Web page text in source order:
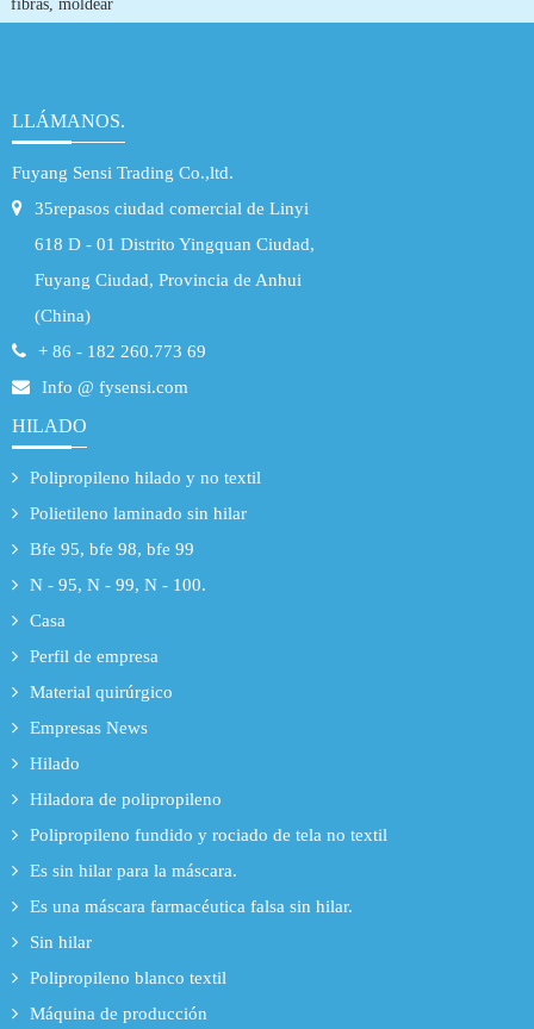
fibras, moldear
LLÁMANOS.
Fuyang Sensi Trading Co.,ltd.
35repasos ciudad comercial de Linyi
618 D - 01 Distrito Yingquan Ciudad,
Fuyang Ciudad, Provincia de Anhui
(China)
+ 86 - 182 260.773 69
Info @ fysensi.com
HILADO
Polipropileno hilado y no textil
Polietileno laminado sin hilar
Bfe 95, bfe 98, bfe 99
N - 95, N - 99, N - 100.
Casa
Perfil de empresa
Material quirúrgico
Empresas News
Hilado
Hiladora de polipropileno
Polipropileno fundido y rociado de tela no textil
Es sin hilar para la máscara.
Es una máscara farmacéutica falsa sin hilar.
Sin hilar
Polipropileno blanco textil
Máquina de producción